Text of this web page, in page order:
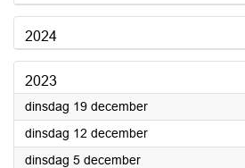
2024
2023
dinsdag 19 december2023
dinsdag 12 december2023
dinsdag 5 december2023